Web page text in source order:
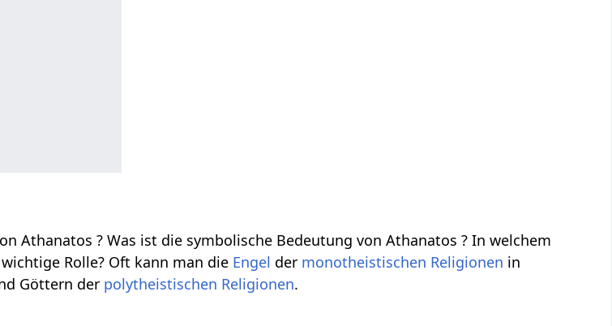
Athanatos ? Was ist die symbolische Bedeutung von Athanatos ? In welchem
Rolle? Oft kann man die Engel der monotheistischen Religionen in
Göttern der polytheistischen Religionen.